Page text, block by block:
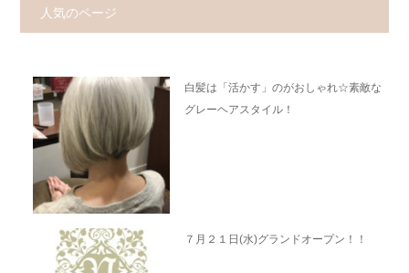
人気のページ
白髪は「活かす」のがおしゃれ☆素敵な
グレーヘアスタイル！
７月２１日(水)グランドオープン！！